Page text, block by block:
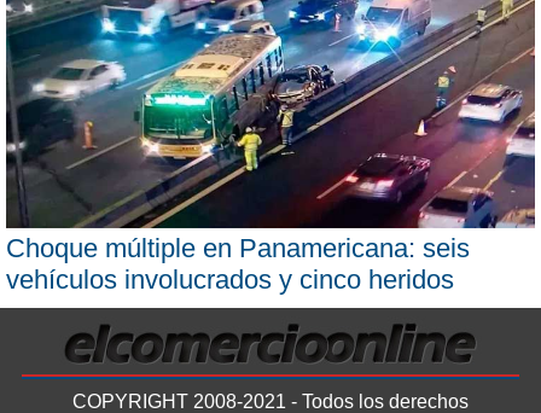
Choque múltiple en Panamericana: seis
vehículos involucrados y cinco heridos
COPYRIGHT 2008-2021 - Todos los derechos